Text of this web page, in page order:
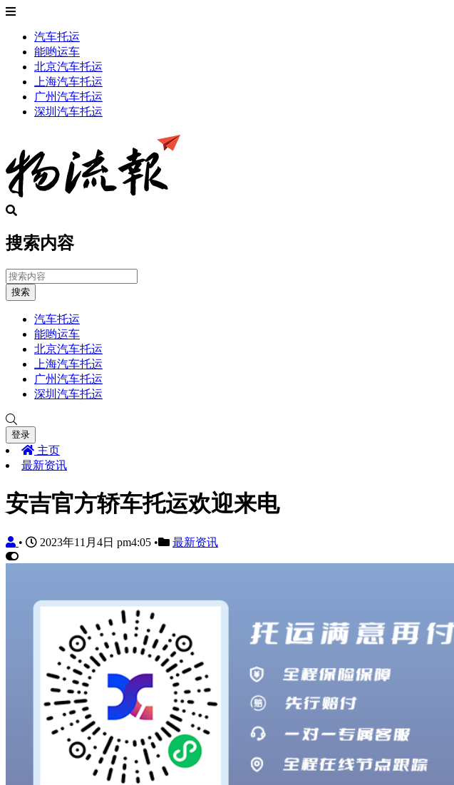
汽车托运
能哟运车
北京汽车托运
上海汽车托运
广州汽车托运
深圳汽车托运
搜索内容
搜索
汽车托运
能哟运车
北京汽车托运
上海汽车托运
广州汽车托运
深圳汽车托运
登录
主页
最新资讯
安吉官方轿车托运欢迎来电
• 2023年11月4日 pm4:05 • 最新资讯